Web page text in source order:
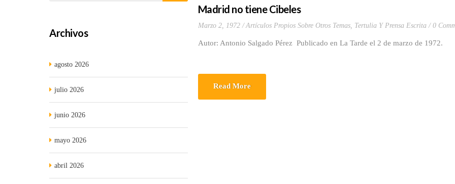
Madrid no tiene Cibeles
Marzo 2, 1972 Artículos Propios Sobre Otros Temas, Tertulia Y Prensa Escrita 0
Autor: Antonio Salgado Pérez Publicado en La Tarde el 2 de marzo de 1972.
Read More
Archivos
agosto 2026
julio 2026
junio 2026
mayo 2026
abril 2026